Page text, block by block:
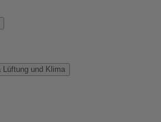
Lüftung und Klima